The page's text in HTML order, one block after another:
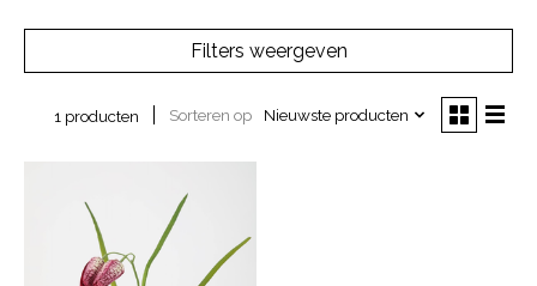
Filters weergeven
1 producten Sorteren op Nieuwste producten